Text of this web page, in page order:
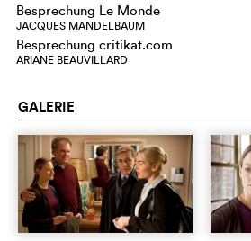
Besprechung Le Monde
JACQUES MANDELBAUM
Besprechung critikat.com
ARIANE BEAUVILLARD
GALERIE